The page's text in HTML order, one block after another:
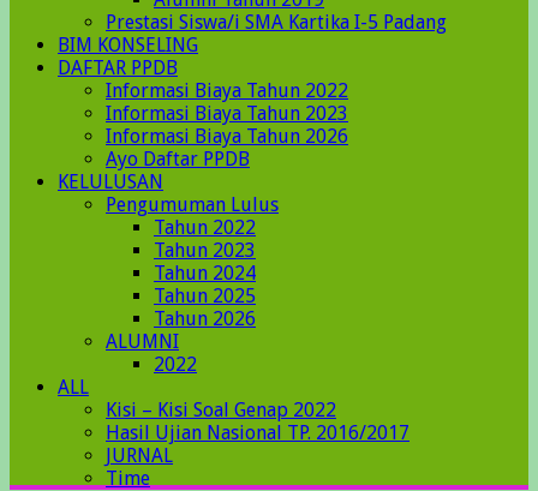
Prestasi Siswa/i SMA Kartika I-5 Padang
BIM KONSELING
DAFTAR PPDB
Informasi Biaya Tahun 2022
Informasi Biaya Tahun 2023
Informasi Biaya Tahun 2026
Ayo Daftar PPDB
KELULUSAN
Pengumuman Lulus
Tahun 2022
Tahun 2023
Tahun 2024
Tahun 2025
Tahun 2026
ALUMNI
2022
ALL
Kisi – Kisi Soal Genap 2022
Hasil Ujian Nasional TP. 2016/2017
JURNAL
Time